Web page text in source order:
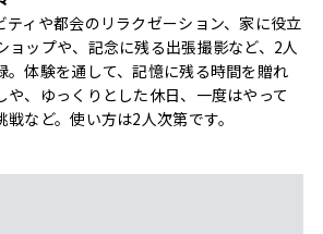
ティや都会のリラクゼーション、家に役立
ョップや、記念に残る出張撮影など、2人
。体験を通して、記憶に残る時間を贈れ
や、ゆっくりとした休日、一度はやって
など。使い方は2人次第です。